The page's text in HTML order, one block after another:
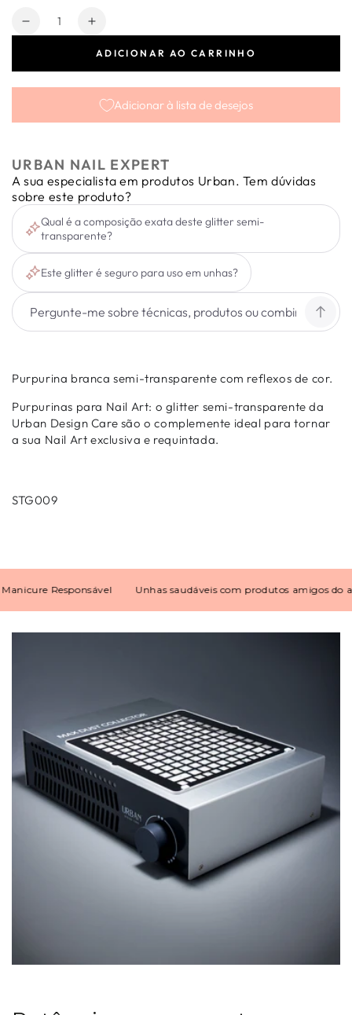
Quantidade
Diminuir
Transparent
Glitter
Pink
Aumentar
quantidade
Transparent
Glitter
Pink
ADICIONAR AO CARRINHO
Adicionar à lista de desejos
URBAN NAIL EXPERT
A sua especialista em produtos Urban. Tem dúvidas
sobre este produto?
Qual é a composição exata deste glitter semi-
transparente?
Este glitter é seguro para uso em unhas?
Purpurina branca semi-transparente com reflexos de cor.
Purpurinas para Nail Art: o glitter semi-transparente da
Urban Design Care são o complemente ideal para tornar
a sua Nail Art exclusiva e requintada.
STG009
Responsável Unhas saudáveis com produtos amigos do